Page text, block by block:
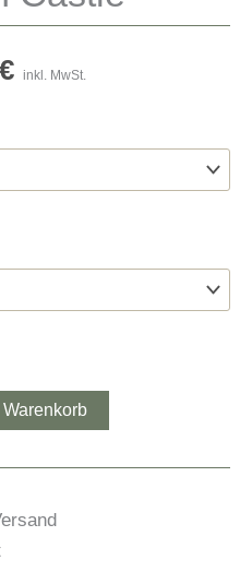
€ inkl. MwSt.
Warenkorb